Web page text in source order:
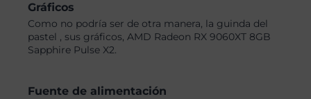
Gráficos
Como no podría ser de otra manera, la guinda del
pastel , sus gráficos, AMD Radeon RX 9060XT 8GB
Sapphire Pulse X2.
Fuente de alimentación